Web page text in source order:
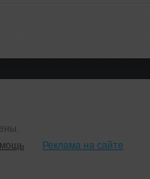
Реклама на сайте